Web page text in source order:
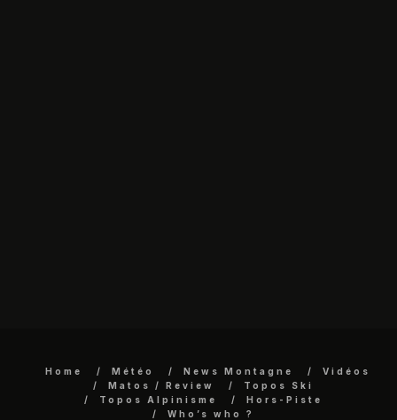
Home Météo News Montagne
Vidéos
Matos / Review
Topos Ski
Topos Alpinisme
Hors-Piste
Who’s who ?